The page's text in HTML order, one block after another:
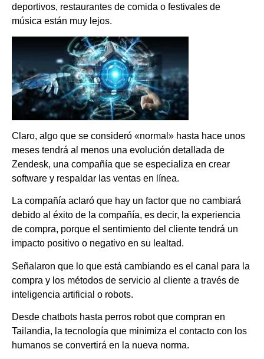
deportivos, restaurantes de comida o festivales de
música están muy lejos.
Claro, algo que se consideró «normal» hasta hace unos
meses tendrá al menos una evolución detallada de
Zendesk, una compañía que se especializa en crear
software y respaldar las ventas en línea.
La compañía aclaró que hay un factor que no cambiará
debido al éxito de la compañía, es decir, la experiencia
de compra, porque el sentimiento del cliente tendrá un
impacto positivo o negativo en su lealtad.
Señalaron que lo que está cambiando es el canal para la
compra y los métodos de servicio al cliente a través de
inteligencia artificial o robots.
Desde chatbots hasta perros robot que compran en
Tailandia, la tecnología que minimiza el contacto con los
humanos se convertirá en la nueva norma.